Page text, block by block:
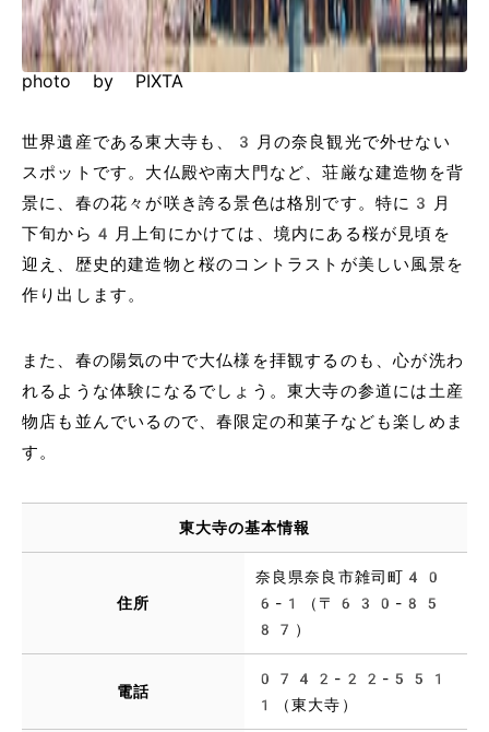
photo by PIXTA
世界遺産である東大寺も、3月の奈良観光で外せない
スポットです。大仏殿や南大門など、荘厳な建造物を背
景に、春の花々が咲き誇る景色は格別です。特に3月
下旬から4月上旬にかけては、境内にある桜が見頃を
迎え、歴史的建造物と桜のコントラストが美しい風景を
作り出します。
また、春の陽気の中で大仏様を拝観するのも、心が洗わ
れるような体験になるでしょう。東大寺の参道には土産
物店も並んでいるので、春限定の和菓子なども楽しめま
す。
東大寺の基本情報
住所
奈良県奈良市雑司町40
6-1（〒630-85
87）
電話
0742-22-551
1（東大寺）